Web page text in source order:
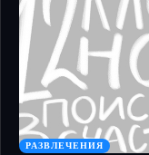
РАЗВЛЕЧЕНИЯ